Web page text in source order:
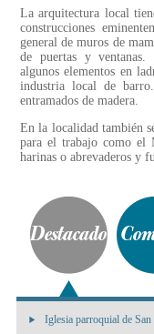
La arquitectura local
construcciones
general de muros de
de puertas y
algunos elementos en
industria local de
entramados de madera.
En la localidad también
para el trabajo como el
harinas o abrevaderos y
Iglesia parroquial de